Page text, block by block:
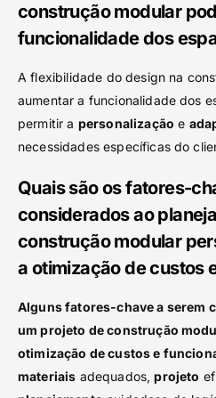
construção modular
funcionalidade dos
A flexibilidade do design na
aumentar a funcionalidade dos
permitir a personalização e
necessidades específicas do
Quais são os fatores-
considerados ao
construção modular
a otimização de custos
Alguns fatores-chave a serem
um projeto de construção
otimização de custos e
materiais adequados,projeto